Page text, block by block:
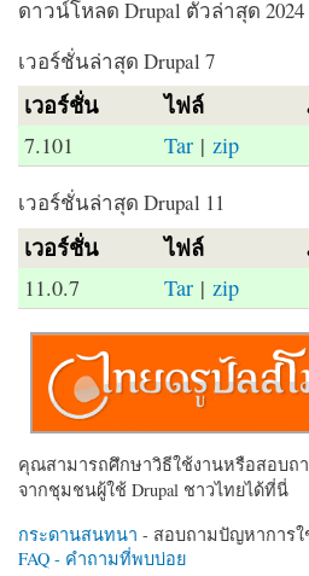
ดาวน์โหลด Drupal ตัวล่าสุด 2024
เวอร์ชั่นล่าสุด Drupal 7
เวอร์ชั่น ไฟล์
7.101 Tar |zip
เวอร์ชั่นล่าสุด Drupal 11
เวอร์ชั่น ไฟล์
11.0.7 Tar | zip
คุณสามารถศึกษาวิธีใช้งานหรือสอบถ
จากชุมชนผู้ใช้ Drupal ชาวไทยได้ที่นี่
กระดานสนทนา - สอบถามปัญหาการใ
FAQ - คำถามที่พบบ่อย